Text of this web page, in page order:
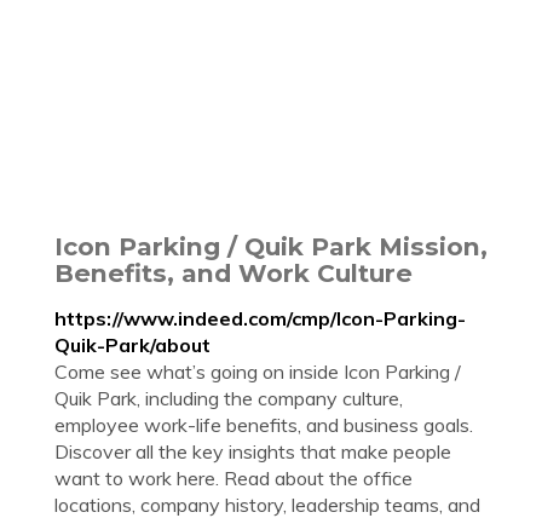
Icon Parking / Quik Park Mission,
Benefits, and Work Culture
https://www.indeed.com/cmp/Icon-Parking-
Quik-Park/about
Come see what’s going on inside Icon Parking /
Quik Park, including the company culture,
employee work-life benefits, and business goals.
Discover all the key insights that make people
want to work here. Read about the office
locations, company history, leadership teams, and